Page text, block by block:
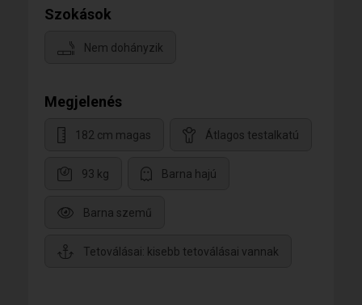
Szokások
Nem dohányzik
Megjelenés
182 cm magas Átlagos testalkatú
93 kg Barna hajú
Barna szemű
Tetoválásai: kisebb tetoválásai vannak